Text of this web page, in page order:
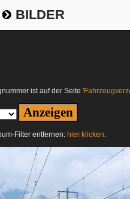
BILDER
ist auf der Seite
Filter entfernen: hier klicken.